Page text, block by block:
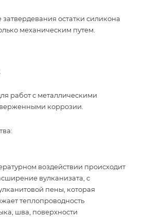
остатки силикона
механическим путем.
работ с металлическими
коррозии.
воздействии происходит
вулканизата, с
пены, которая
теплопроводность
шва, поверхности